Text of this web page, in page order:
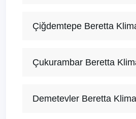
Çiğdemtepe Beretta
Çukurambar Beretta
Demetevler Beretta